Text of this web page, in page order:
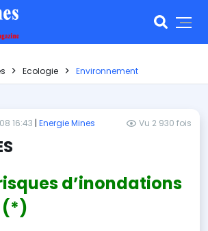
Ecologie Environnement
16:43 | Energie Mines Vu 2 930 fois
d’inondations
(*)